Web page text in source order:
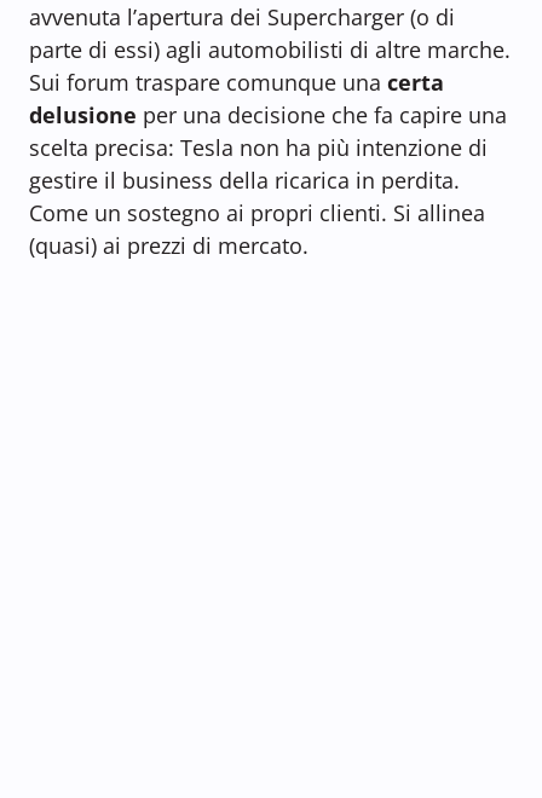
avvenuta l’apertura dei Supercharger (o di
parte di essi) agli automobilisti di altre marche.
Sui forum traspare comunque una certa
delusione per una decisione che fa capire una
scelta precisa: Tesla non ha più intenzione di
gestire il business della ricarica in perdita.
Come un sostegno ai propri clienti. Si allinea
(quasi) ai prezzi di mercato.